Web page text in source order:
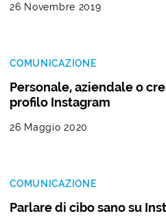
26 Novembre 2019
COMUNICAZIONE
Personale, aziendale o
profilo Instagram
26 Maggio 2020
COMUNICAZIONE
Parlare di cibo sano su